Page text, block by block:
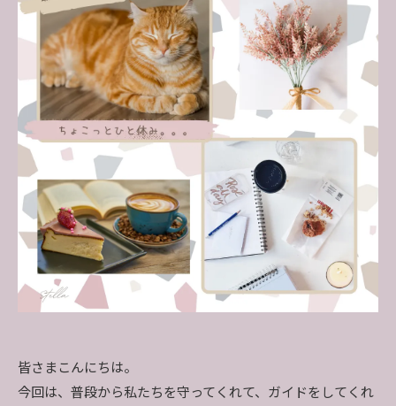
皆さまこんにちは。
今回は、普段から私たちを守ってくれて、ガイドをしてくれ